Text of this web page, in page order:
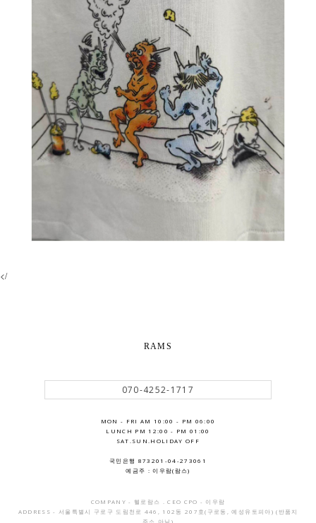
</
RAMS
070-4252-1717
MON - FRI AM 10:00 - PM 06:00
LUNCH PM 12:00 - PM 01:00
SAT.SUN.HOLIDAY OFF
국민은행 873201-04-273061
예금주 : 이우람(람스)
COMPANY - 헬로람스 . CEO CPO - 이우람
ADDRESS - 서울특별시 구로구 도림천로 446, 102동 207호(구로동, 예성유토피아) (반품지
주소 아님)